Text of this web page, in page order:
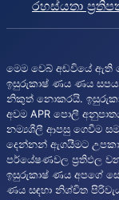
ණය
ගැනීමට අපි
සාධාරණ
මසකට
අතර
සමඟ
වන තරමට
රහස්යතා
මෙම වෙබ් අඩවියේ ඇති
ඉසුරුකාෂ් ණය ණය
නිකුත් නොකරයි.
අවම APR පොලී
නම්‍යශීලී ආපසු ගෙවීම
දෙන්නන් ඇගයීමට
පර්යේෂණවල ප්‍රතිඵල
ඉසුරුකාෂ් ණය අපගේ
ණය සඳහා නිශ්චිත